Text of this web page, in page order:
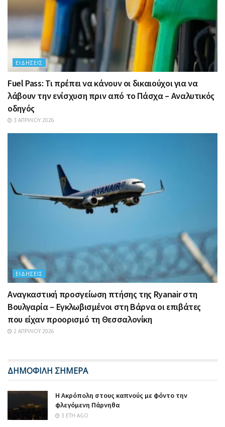
ΕΙΔΉΣΕΙΣ
Fuel Pass: Τι πρέπει να κάνουν οι δικαιούχοι για να
λάβουν την ενίσχυση πριν από το Πάσχα – Αναλυτικός
οδηγός
3 ΑΠΡΙΛΊΟΥ 2026
ΕΙΔΉΣΕΙΣ
Αναγκαστική προσγείωση πτήσης της Ryanair στη
Βουλγαρία – Εγκλωβισμένοι στη Βάρνα οι επιβάτες
που είχαν προορισμό τη Θεσσαλονίκη
2 ΑΠΡΙΛΊΟΥ 2026
ΔΗΜΟΦΙΛΗ ΣΗΜΕΡΑ
Η Ακρόπολη στους καπνούς με φόντο την
φλεγόμενη Πάρνηθα
3 ΈΤΗ AGO